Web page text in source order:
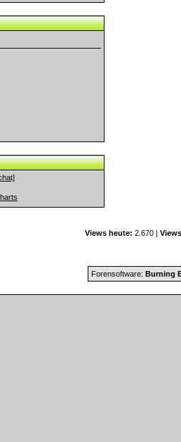
Views heute: 2.670 |
Forensoftware: Burning